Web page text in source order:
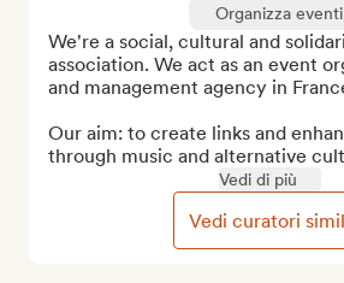
Organizza eventi
We're a social, cultural and
association. We act as an event
and management agency in
Our aim: to create links and
through music and alternative
Vedi di più
Vedi curatori